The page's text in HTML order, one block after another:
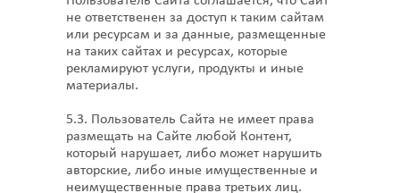
не ответственен за доступ к таким сайтам
или ресурсам и за данные, размещенные
на таких сайтах и ресурсах, которые
рекламируют услуги, продукты и иные
материалы.
5.3. Пользователь Сайта не имеет права
размещать на Сайте любой Контент,
который нарушает, либо может нарушить
авторские, либо иные имущественные и
неимущественные права третьих лиц.